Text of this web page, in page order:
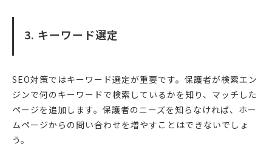
3. キーワード選定
SEO対策ではキーワード選定が重要です。保護者が検索エン
ジンで何のキーワードで検索しているかを知り、マッチした
ページを追加します。保護者のニーズを知らなければ、ホー
ムページからの問い合わせを増やすことはできないでしょ
う。